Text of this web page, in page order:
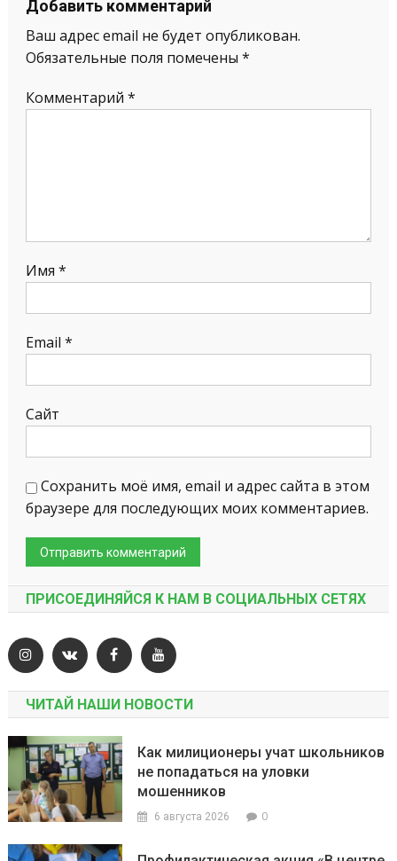
Добавить комментарий
Ваш адрес email не будет опубликован.
Обязательные поля помечены *
Комментарий *
Имя *
Email *
Сайт
Сохранить моё имя, email и адрес сайта в этом
браузере для последующих моих комментариев.
ПРИСОЕДИНЯЙСЯ К НАМ В СОЦИАЛЬНЫХ СЕТЯХ
ЧИТАЙ НАШИ НОВОСТИ
Как милиционеры учат школьников
не попадаться на уловки
мошенников
6 августа 2026 0